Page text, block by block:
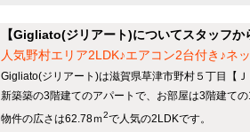
【Gigliato(ジリアート)についてスタッフか
人気野村エリア2LDK♪エアコン2台付き♪ネ
Gigliato(ジリアート)は滋賀県草津市野村５丁目【
新築築の3階建てのアパートで、お部屋は3階建ての
物件の広さは62.78ｍ2で人気の2LDKです。